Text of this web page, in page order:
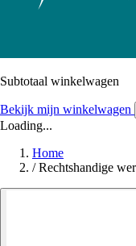
Subtotaal winkelwagen
Bekijk mijn winkelwagen
Loading...
Home
/ Rechtshandige